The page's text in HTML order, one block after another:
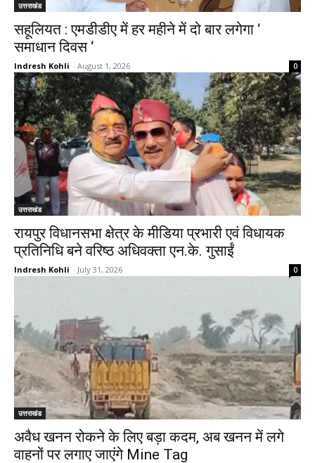
उत्तराखंड
सहूलियत : एमडीडीए में हर महीने में दो बार लगेगा ‘
समाधान दिवस ‘
Indresh Kohli - August 1, 2026 0
उत्तराखंड
रायपुर विधानसभा क्षेत्र के मीडिया प्रभारी एवं विधायक
प्रतिनिधि बने वरिष्ठ अधिवक्ता एन.के. गुसाईं
Indresh Kohli - July 31, 2026 0
उत्तराखंड
अवैध खनन रोकने के लिए बड़ा कदम, अब खनन में लगे
वाहनों पर लगाए जाएंगे Mine Tag